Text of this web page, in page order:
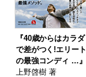
『40歳からはカラダ
で差がつく!エリート
の最強コンディ …』
上野啓樹 著